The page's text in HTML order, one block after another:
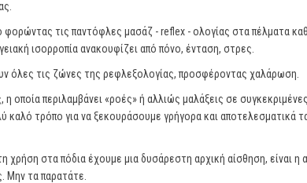
φορώντας τις παντόφλες μασάζ - reflex - ολογίας στα πέλματα
ισορροπία ανακουφίζει από πόνο, ένταση, στρες.
όλες τις ζώνες της ρεφλεξολογίας, προσφέροντας χαλάρωση.
οποία περιλαμβάνει «ροές» ή αλλιώς μαλάξεις σε
καλό τρόπο για να ξεκουράσουμε γρήγορα και αποτελεσματικά
χρήση στα πόδια έχουμε μια δυσάρεστη αρχική αίσθηση, είναι η
Μην τα παρατάτε.